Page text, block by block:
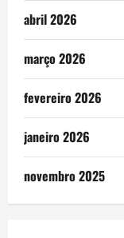
abril 2026
março 2026
fevereiro 2026
janeiro 2026
novembro 2025